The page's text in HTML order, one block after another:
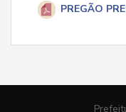
PREGÃO